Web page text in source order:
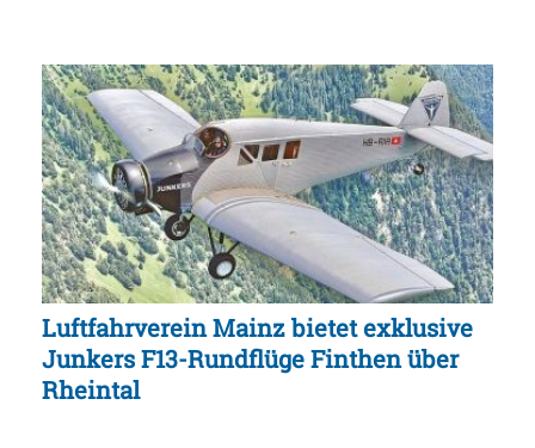
Luftfahrverein Mainz bietet exklusive
Junkers F13-Rundflüge Finthen über
Rheintal